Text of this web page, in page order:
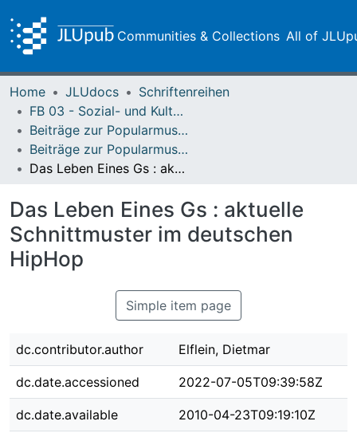
Communities & Collections All of
Home JLUdocs
Schriftenreihen
FB 03 - Sozial- und Kulturwissenschaften
Beiträge zur Popularmusikforschung
Beiträge zur Popularmusikforschung 34 (2006)
Das Leben Eines Gs : aktuelle Schnittmuster im deutschen HipHop
Das Leben Eines Gs : aktuelle
Schnittmuster im deutschen
HipHop
Simple item page
dc.contributor.author Elflein, Dietmar
dc.date.accessioned 2022-07-05T09:39:58Z
dc.date.available 2010-04-23T09:19:10Z